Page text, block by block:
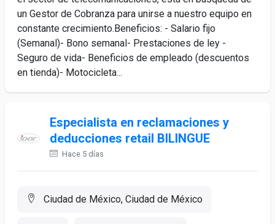
un Gestor de Cobranza para unirse a nuestro equipo en
constante crecimiento.Beneficios: - Salario fijo
(Semanal)- Bono semanal- Prestaciones de ley -
Seguro de vida- Beneficios de empleado (descuentos
en tienda)- Motocicleta...
Especialista en reclamaciones y
deducciones retail BILINGUE
Hace 5 días
Ciudad de México, Ciudad de México